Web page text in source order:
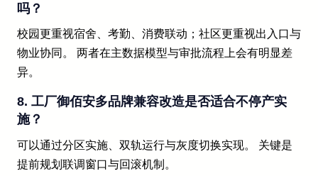
吗？
校园更重视宿舍、考勤、消费联动；社区更重视出入口与
物业协同。 两者在主数据模型与审批流程上会有明显差
异。
8. 工厂御佰安多品牌兼容改造是否适合不停产实
施？
可以通过分区实施、双轨运行与灰度切换实现。 关键是
提前规划联调窗口与回滚机制。